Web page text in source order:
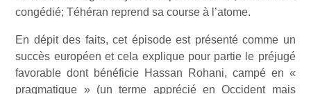
congédié; Téhéran reprend sa course à l’atome.
En dépit des faits, cet épisode est présenté comme un
succès européen et cela explique pour partie le préjugé
favorable dont bénéficie Hassan Rohani, campé en «
pragmatique » (un terme apprécié en Occident mais